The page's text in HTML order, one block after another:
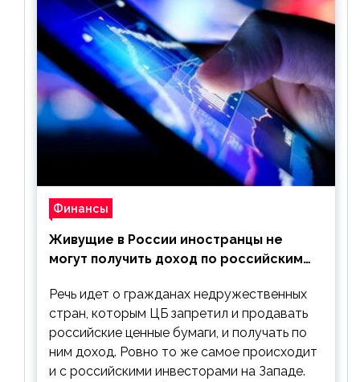
Финансы
Живущие в России иностранцы не
могут получить доход по российским
Речь идет о гражданах недружественных
стран, которым ЦБ запретил и продавать
российские ценные бумаги, и получать по
ним доход. Ровно то же самое происходит
и с российскими инвесторами на Западе.